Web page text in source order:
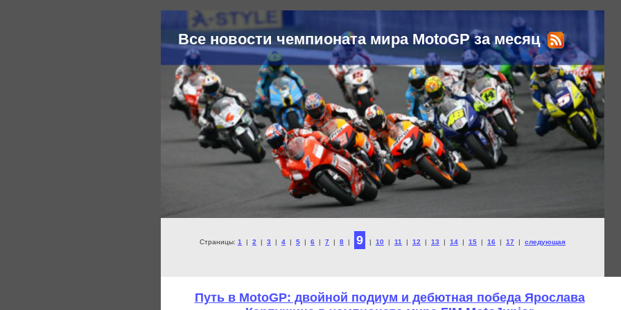
Все новости чемпионата мира MotoGP за месяц
Страницы: 1 | 2 | 3 | 4 | 5 | 6 | 7 | 8 | 9 | 10 | 11 | 12 | 13 | 14 | 15 | 16 | 17 | следующая
Путь в MotoGP: двойной подиум и дебютная победа Ярослава